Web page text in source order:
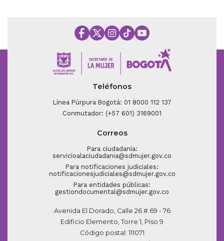
Teléfonos
Línea Púrpura Bogotá: 01 8000 112 137
Conmutador: (+57 601) 3169001
Correos
Para ciudadanía:
servicioalaciudadania@sdmujer.gov.co
Para notificaciones judiciales:
notificacionesjudiciales@sdmujer.gov.co
Para entidades públicas:
gestiondocumental@sdmujer.gov.co
Avenida El Dorado, Calle 26 # 69 - 76
Edificio Elemento, Torre 1, Piso 9
Código postal: 111071